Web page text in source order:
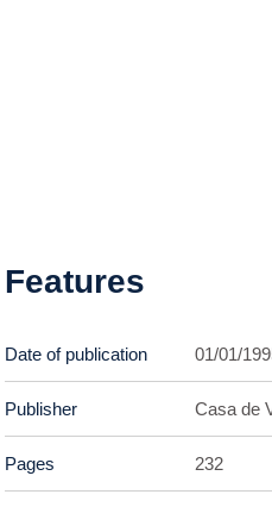
Features
Date of publication 01/01/
Publisher Casa de
Pages 232